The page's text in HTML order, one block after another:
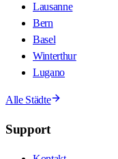
Lausanne
Bern
Basel
Winterthur
Lugano
Alle Städte
Support